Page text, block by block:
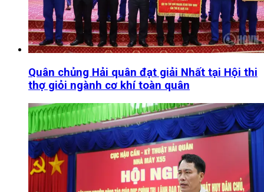
Quân chủng Hải quân đạt giải Nhất tại Hội thi
thợ giỏi ngành cơ khí toàn quân